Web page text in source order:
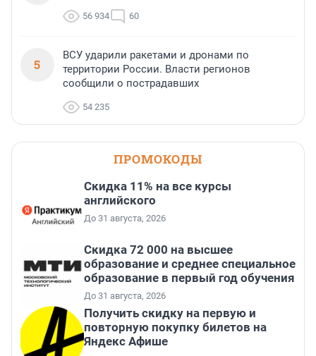
56 934 60
5
ВСУ ударили ракетами и дронами по
территории России. Власти регионов
сообщили о пострадавших
54 235
ПРОМОКОДЫ
Скидка 11% на все курсы
английского
До 31 августа, 2026
Скидка 72 000 на высшее
образование и среднее специальное
образование в первый год обучения
До 31 августа, 2026
Получить скидку на первую и
повторную покупку билетов на
Яндекс Афише